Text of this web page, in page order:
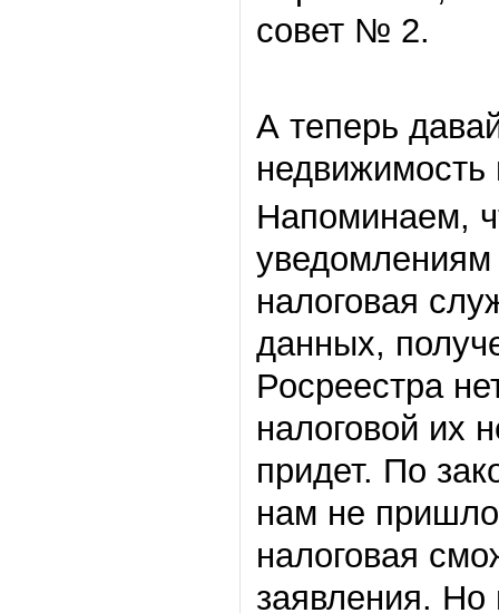
совет № 2.
А теперь
недвижимость
Напоминаем,
налоговая
данных,
Росреестра
налоговой их
придет. По
нам не
налоговая
заявления. Но